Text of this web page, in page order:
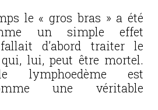
le « gros bras » a été
un simple effet
d’abord traiter le
lui, peut être mortel.
lymphoedème est
une véritable